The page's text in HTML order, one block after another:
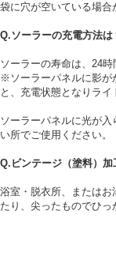
袋に穴が空いている場合
Q.ソーラーの充電方法は
ソーラーの寿命は、24
※ソーラーパネルに影が
と、充電状態となりライ
ソーラーパネルに光が
い所でご使用ください
Q.ビンテージ（塗料）
浴室・脱衣所、または
たり、尖ったものでひっ